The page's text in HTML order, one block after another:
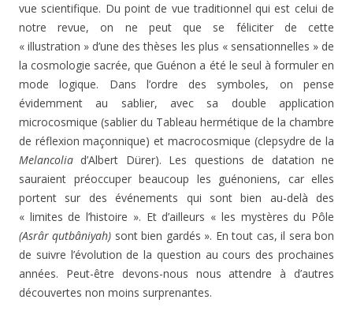
vue scientifique. Du point de vue traditionnel qui est celui de
notre revue, on ne peut que se féliciter de cette
« illustration » d’une des thèses les plus « sensa­tionnelles » de
la cosmologie sacrée, que Guénon a été le seul à formuler en
mode logique. Dans l’ordre des sym­boles, on pense
évidemment au sablier, avec sa double application
microcosmique (sablier du Tableau hermétique de la chambre
de réflexion maçonnique) et macrocos­mique (clepsydre de la
Melancolia d’Albert Dürer). Les questions de datation ne
sauraient préoccuper beaucoup les guénoniens, car elles
portent sur des événements qui sont bien au-delà des
« limites de l’histoire ». Et d’ailleurs « les mystères du Pôle
(Asrâr qutbâniyah) sont bien gardés ». En tout cas, il sera bon
de suivre l’évolution de la question au cours des prochaines
années. Peut-être devons-nous nous attendre à d’autres
découvertes non moins surprenantes.